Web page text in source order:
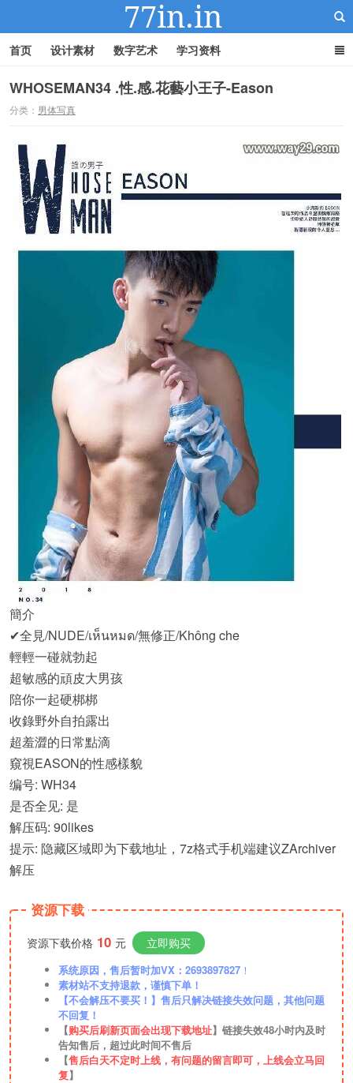
首页 设计素材 数字艺术 学习资料
WHOSEMAN34 .性.感.花藝小王子-Eason
分类： 男体写真
簡介
✔全見/NUDE/เห็นหมด/無修正/Không che
輕輕一碰就勃起
超敏感的頑皮大男孩
陪你一起硬梆梆
收錄野外自拍露出
超羞澀的日常點滴
窺視EASON的性感樣貌
编号: WH34
是否全见: 是
解压码: 90likes
提示: 隐藏区域即为下载地址，7z格式手机端建议ZArchiver
解压
资源下载
资源下载价格 10 元 立即购买
系统原因，售后暂时加VX：2693897827 ！
素材站不支持退款，谨慎下单！
【不会解压不要买！】售后只解决链接失效问题，其他问题
不回复！
【购买后刷新页面会出现下载地址】链接失效48小时内及时
告知售后，超过此时间不售后
【售后白天不定时上线，有问题的留言即可，上线会立马回
复】